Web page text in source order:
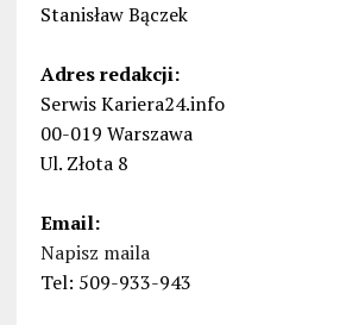
Stanisław Bączek
Adres redakcji:
Serwis Kariera24.info
00-019 Warszawa
Ul. Złota 8
Email:
Napisz maila
Tel: 509-933-943